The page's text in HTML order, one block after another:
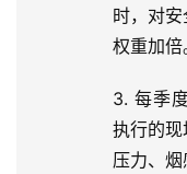
时，对
权重加倍
3. 每季
执行的
压力、烟